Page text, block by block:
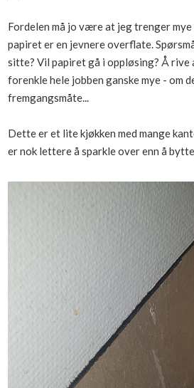
Fordelen må jo være at jeg trenger mye
papiret er en jevnere overflate.
sitte? Vil papiret gå i oppløsing? Å rive
forenkle hele jobben ganske mye - om
fremgangsmåte...
Dette er et lite kjøkken med mange
er nok lettere å sparkle over enn å